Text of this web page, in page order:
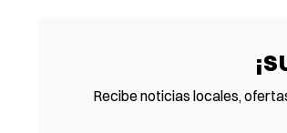
Recibe noticias locales,